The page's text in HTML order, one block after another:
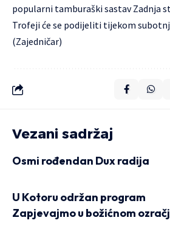
popularni tamburaški sastav Zadnja
Trofeji će se podijeliti tijekom
(Zajedničar)
Vezani sadržaj
Osmi rođendan Dux radija
U Kotoru održan program
Zapjevajmo u božićnom